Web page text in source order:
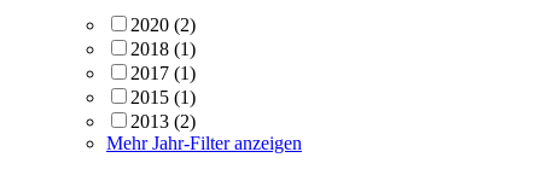
2020 (2)
2018 (1)
2017 (1)
2015 (1)
2013 (2)
Mehr Jahr-Filter anzeigen